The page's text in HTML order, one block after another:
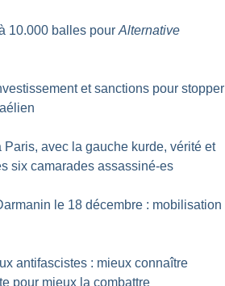
10.000 balles pourAlternative
et sanctions pour stopper
Paris, avec la gauche kurde, vérité et
six camarades assassiné-es
le 18 décembre : mobilisation
antifascistes : mieux connaître
pour mieux la combattre